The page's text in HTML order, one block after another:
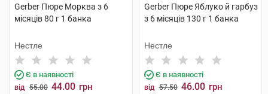
Gerber Пюре Морква з 6
місяців 80 г 1 банка
Нестле
Є в наявності
від 55.00 44.00 грн
Gerber Пюре Яблуко й гарбуз
з 6 місяців 130 г 1 банка
Нестле
Є в наявності
від 57.50 46.00 грн